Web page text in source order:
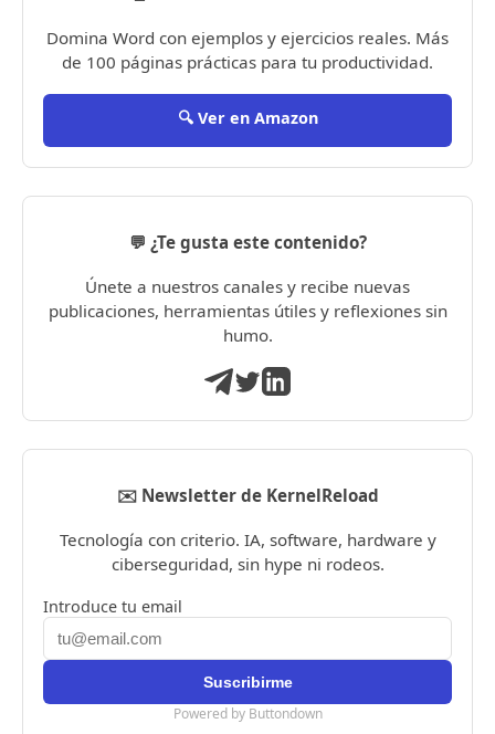
Domina Word con ejemplos y ejercicios reales. Más
de 100 páginas prácticas para tu productividad.
🔍 Ver en Amazon
💬 ¿Te gusta este contenido?
Únete a nuestros canales y recibe nuevas
publicaciones, herramientas útiles y reflexiones sin
humo.
✉️ Newsletter de KernelReload
Tecnología con criterio. IA, software, hardware y
ciberseguridad, sin hype ni rodeos.
Introduce tu email
Powered by Buttondown